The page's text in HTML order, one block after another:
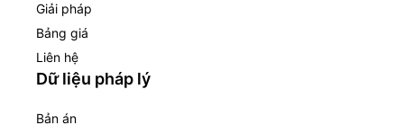
Giải pháp
Bảng giá
Liên hệ
Dữ liệu pháp lý
Bản án